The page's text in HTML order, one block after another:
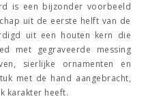
is een bijzonder voorbeeld
uit de eerste helft van de
uit een houten kern die
met gegraveerde messing
sierlijke ornamenten en
met de hand aangebracht,
karakter heeft.